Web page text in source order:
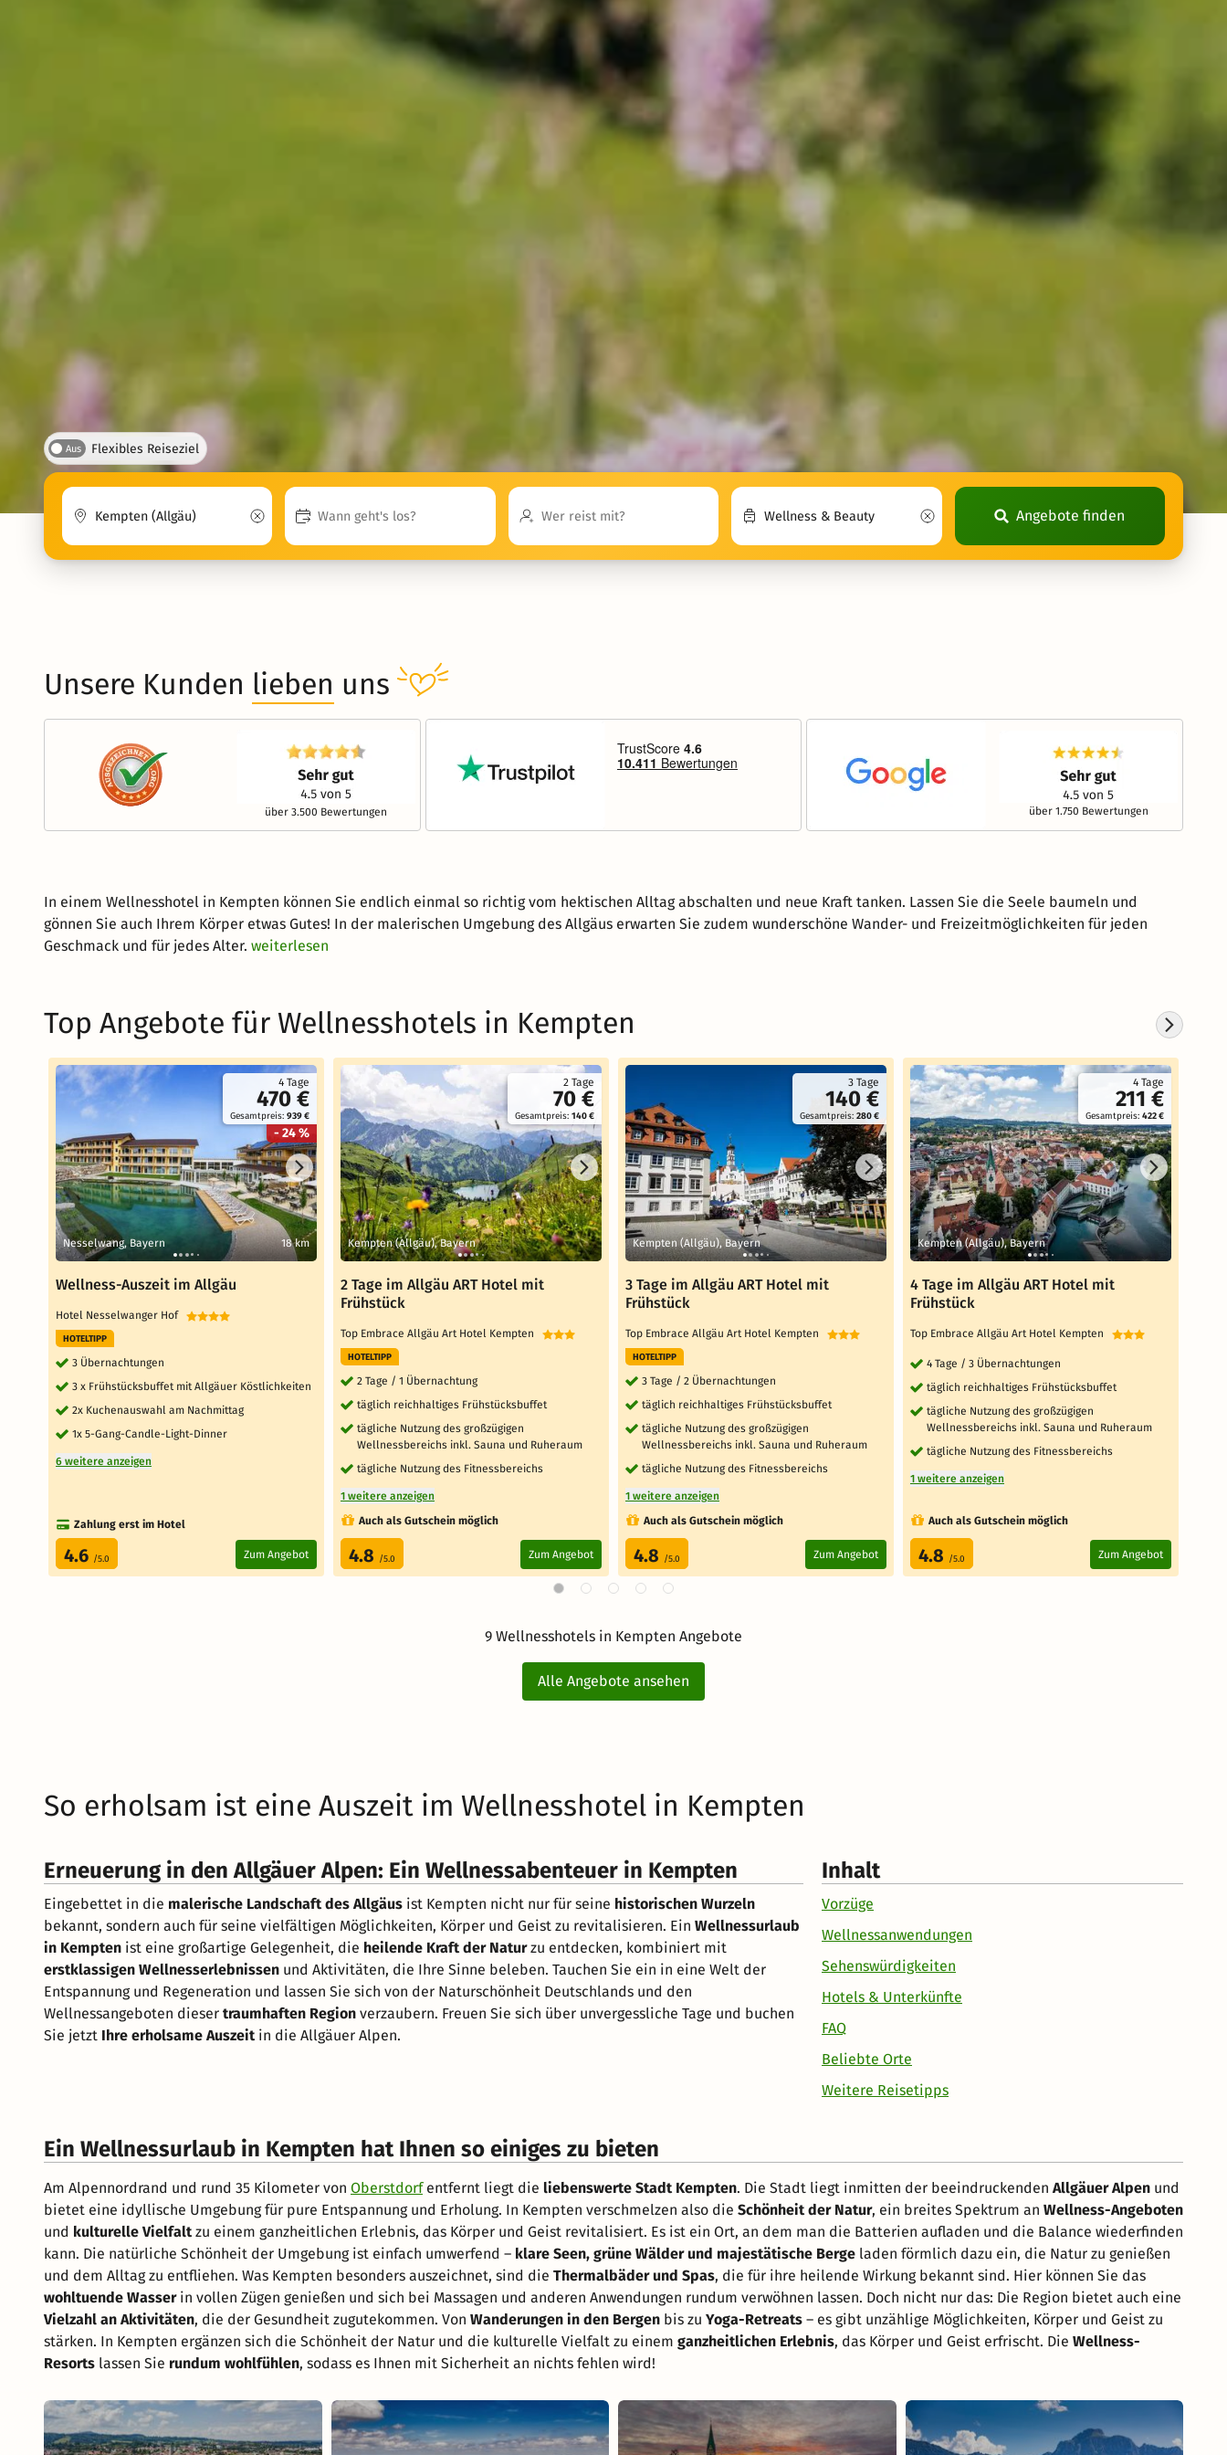
Aus Flexibles Reiseziel
Angebote finden
Unsere Kunden lieben uns
über 3.500 Bewertungen über 1.750 Bewertungen
In einem Wellnesshotel in Kempten können Sie endlich einmal so richtig vom hektischen Alltag abschalten und neue Kraft tanken. Lassen Sie die Seele baumeln und
gönnen Sie auch Ihrem Körper etwas Gutes! In der malerischen Umgebung des Allgäus erwarten Sie zudem wunderschöne Wander- und Freizeitmöglichkeiten für jeden
Geschmack und für jedes Alter. weiterlesen
Top Angebote für Wellnesshotels in Kempten
4 Tage
470 €
Gesamtpreis: 939 €
- 24 %
Nesselwang, Bayern 18 km
Wellness-Auszeit im Allgäu
Hotel Nesselwanger Hof
HOTELTIPP
3 Übernachtungen
3 x Frühstücksbuffet mit Allgäuer Köstlichkeiten
2x Kuchenauswahl am Nachmittag
1x 5-Gang-Candle-Light-Dinner
6 weitere anzeigen
Zahlung erst im Hotel
4.6 /5.0 Zum Angebot
2 Tage
70 €
Gesamtpreis: 140 €
Kempten (Allgäu), Bayern
2 Tage im Allgäu ART Hotel mit
Frühstück
Top Embrace Allgäu Art Hotel Kempten
HOTELTIPP
2 Tage / 1 Übernachtung
täglich reichhaltiges Frühstücksbuffet
tägliche Nutzung des großzügigen
Wellnessbereichs inkl. Sauna und Ruheraum
tägliche Nutzung des Fitnessbereichs
1 weitere anzeigen
Auch als Gutschein möglich
4.8 /5.0 Zum Angebot
3 Tage
140 €
Gesamtpreis: 280 €
Kempten (Allgäu), Bayern
3 Tage im Allgäu ART Hotel mit
Frühstück
Top Embrace Allgäu Art Hotel Kempten
HOTELTIPP
3 Tage / 2 Übernachtungen
täglich reichhaltiges Frühstücksbuffet
tägliche Nutzung des großzügigen
Wellnessbereichs inkl. Sauna und Ruheraum
tägliche Nutzung des Fitnessbereichs
1 weitere anzeigen
Auch als Gutschein möglich
4.8 /5.0 Zum Angebot
4 Tage
211 €
Gesamtpreis: 422 €
Kempten (Allgäu), Bayern
4 Tage im Allgäu ART Hotel mit
Frühstück
Top Embrace Allgäu Art Hotel Kempten
4 Tage / 3 Übernachtungen
täglich reichhaltiges Frühstücksbuffet
tägliche Nutzung des großzügigen
Wellnessbereichs inkl. Sauna und Ruheraum
tägliche Nutzung des Fitnessbereichs
1 weitere anzeigen
Auch als Gutschein möglich
4.8 /5.0 Zum Angebot
9 Wellnesshotels in Kempten Angebote
Alle Angebote ansehen
So erholsam ist eine Auszeit im Wellnesshotel in Kempten
Erneuerung in den Allgäuer Alpen: Ein Wellnessabenteuer in Kempten
Eingebettet in die malerische Landschaft des Allgäus ist Kempten nicht nur für seine historischen Wurzeln
bekannt, sondern auch für seine vielfältigen Möglichkeiten, Körper und Geist zu revitalisieren. Ein Wellnessurlaub
in Kempten ist eine großartige Gelegenheit, die heilende Kraft der Naturzu entdecken, kombiniert mit
erstklassigen Wellnesserlebnissen und Aktivitäten, die Ihre Sinne beleben. Tauchen Sie ein in eine Welt der
Entspannung und Regeneration und lassen Sie sich von der Naturschönheit Deutschlands und den
Wellnessangeboten dieser traumhaften Region verzaubern. Freuen Sie sich über unvergessliche Tage und buchen
Sie jetzt Ihre erholsame Auszeitin die Allgäuer Alpen.
Inhalt
Vorzüge
Wellnessanwendungen
Sehenswürdigkeiten
Hotels & Unterkünfte
FAQ
Beliebte Orte
Weitere Reisetipps
Ein Wellnessurlaub in Kempten hat Ihnen so einiges zu bieten
Am Alpennordrand und rund 35 Kilometer von Oberstdorfentfernt liegt die liebenswerte Stadt Kempten. Die Stadt liegt inmitten der beeindruckenden Allgäuer Alpen und
bietet eine idyllische Umgebung für pure Entspannung und Erholung. In Kempten verschmelzen also die Schönheit der Natur, ein breites Spektrum an Wellness-Angeboten
und kulturelle Vielfaltzu einem ganzheitlichen Erlebnis, das Körper und Geist revitalisiert. Es ist ein Ort, an dem man die Batterien aufladen und die Balance wiederfinden
kann. Die natürliche Schönheit der Umgebung ist einfach umwerfend – klare Seen, grüne Wälder und majestätische Berge laden förmlich dazu ein, die Natur zu genießen
und dem Alltag zu entfliehen. Was Kempten besonders auszeichnet, sind die Thermalbäder und Spas, die für ihre heilende Wirkung bekannt sind. Hier können Sie das
wohltuende Wasserin vollen Zügen genießen und sich bei Massagen und anderen Anwendungen rundum verwöhnen lassen. Doch nicht nur das: Die Region bietet auch eine
Vielzahl an Aktivitäten, die der Gesundheit zugutekommen. Von Wanderungen in den Bergen bis zu Yoga-Retreats – es gibt unzählige Möglichkeiten, Körper und Geist zu
stärken. In Kempten ergänzen sich die Schönheit der Natur und die kulturelle Vielfalt zu einem ganzheitlichen Erlebnis, das Körper und Geist erfrischt. Die Wellness-
Resorts lassen Sie rundum wohlfühlen, sodass es Ihnen mit Sicherheit an nichts fehlen wird!